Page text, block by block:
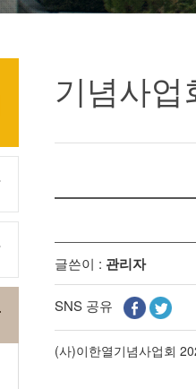
기념사업
글쓴이 : 관리자
SNS 공유
(사)이한열기념사업회